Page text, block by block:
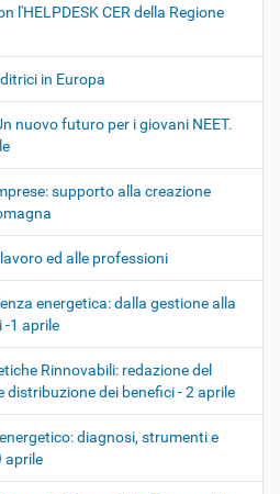
l'HELPDESK CER della Regione
in Europa
nuovo futuro per i giovani NEET.
supporto alla creazione
ed alle professioni
energetica: dalla gestione alla
-1 aprile
Rinnovabili: redazione del
distribuzione dei benefici - 2 aprile
diagnosi, strumenti e
aprile